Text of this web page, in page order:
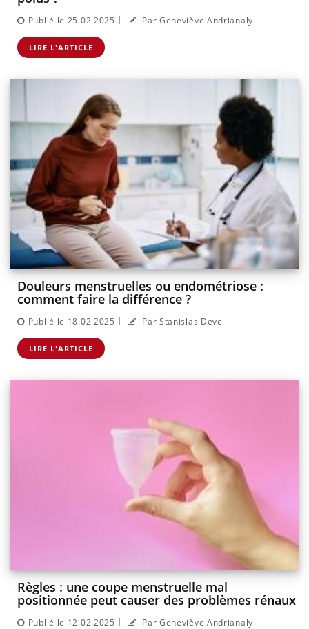
Publié le 25.02.2025 | Par Geneviève Andrianaly
LIRE L'ARTICLE
Douleurs menstruelles ou endométriose :
comment faire la différence ?
Publié le 18.02.2025 | Par Stanislas Deve
LIRE L'ARTICLE
Règles : une coupe menstruelle mal
positionnée peut causer des problèmes rénaux
Publié le 12.02.2025 | Par Geneviève Andrianaly